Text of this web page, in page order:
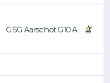
GSG Aarschot G10 A